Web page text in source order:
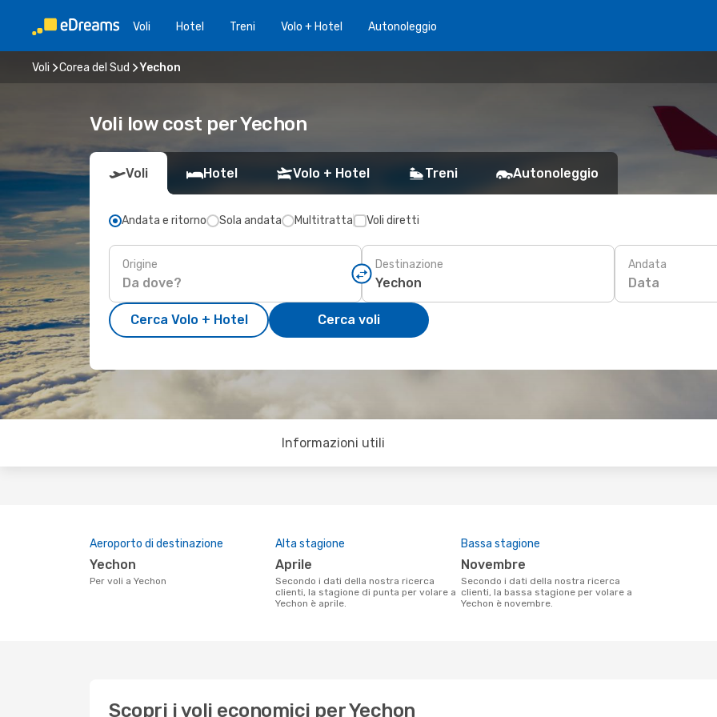
Voli Hotel Treni Volo + Hotel Autonoleggio
Voli Corea del Sud Yechon
Voli low cost per Yechon
Voli Hotel Volo + Hotel Treni Autonoleggio
Andata e ritorno Sola andata Multitratta Voli diretti
Origine Destinazione Andata
Data
Cerca Volo + Hotel Cerca voli
Informazioni utili
Aeroporto di destinazione
Yechon
Per voli a Yechon
Alta stagione
aprile
Secondo i dati della nostra ricerca
clienti, la stagione di punta per volare a
Yechon è aprile.
Bassa stagione
novembre
Secondo i dati della nostra ricerca
clienti, la bassa stagione per volare a
Yechon è novembre.
Scopri i voli economici per Yechon